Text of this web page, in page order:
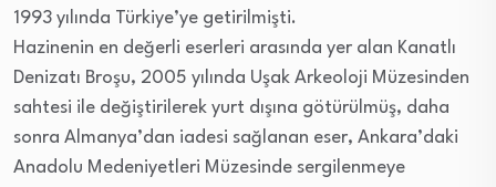
1993 yılında Türkiye’ye getirilmişti.
Hazinenin en değerli eserleri arasında yer alan Kanatlı
Denizatı Broşu, 2005 yılında Uşak Arkeoloji Müzesinden
sahtesi ile değiştirilerek yurt dışına götürülmüş, daha
sonra Almanya’dan iadesi sağlanan eser, Ankara’daki
Anadolu Medeniyetleri Müzesinde sergilenmeye